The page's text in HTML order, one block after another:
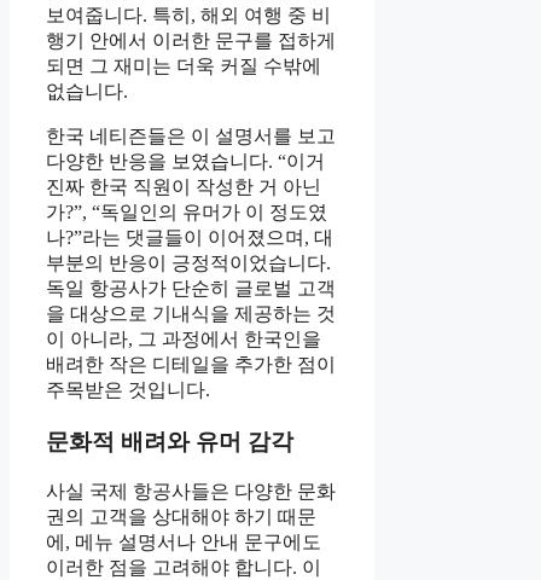
보여줍니다. 특히, 해외 여행 중 비
행기 안에서 이러한 문구를 접하게
되면 그 재미는 더욱 커질 수밖에
없습니다.
한국 네티즌들은 이 설명서를 보고
다양한 반응을 보였습니다. “이거
진짜 한국 직원이 작성한 거 아닌
가?”, “독일인의 유머가 이 정도였
나?”라는 댓글들이 이어졌으며, 대
부분의 반응이 긍정적이었습니다.
독일 항공사가 단순히 글로벌 고객
을 대상으로 기내식을 제공하는 것
이 아니라, 그 과정에서 한국인을
배려한 작은 디테일을 추가한 점이
주목받은 것입니다.
문화적 배려와 유머 감각
사실 국제 항공사들은 다양한 문화
권의 고객을 상대해야 하기 때문
에, 메뉴 설명서나 안내 문구에도
이러한 점을 고려해야 합니다. 이